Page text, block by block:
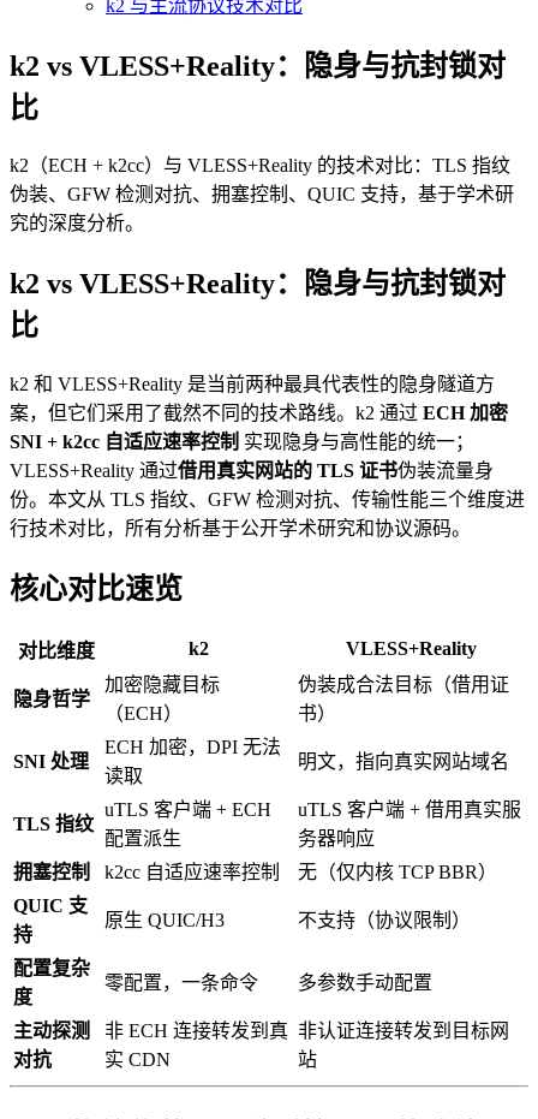
k2 与主流协议技术对比
k2 vs VLESS+Reality：隐身与抗封锁对
比
k2（ECH + k2cc）与 VLESS+Reality 的技术对比：TLS 指纹
伪装、GFW 检测对抗、拥塞控制、QUIC 支持，基于学术研
究的深度分析。
k2 vs VLESS+Reality：隐身与抗封锁对
比
k2 和 VLESS+Reality 是当前两种最具代表性的隐身隧道方
案，但它们采用了截然不同的技术路线。k2 通过 ECH 加密
SNI + k2cc 自适应速率控制 实现隐身与高性能的统一；
VLESS+Reality 通过借用真实网站的 TLS 证书伪装流量身
份。本文从 TLS 指纹、GFW 检测对抗、传输性能三个维度进
行技术对比，所有分析基于公开学术研究和协议源码。
核心对比速览
对比维度 k2 VLESS+Reality
隐身哲学
加密隐藏目标
（ECH）
伪装成合法目标（借用证
书）
SNI 处理
ECH 加密，DPI 无法
读取
明文，指向真实网站域名
TLS 指纹
uTLS 客户端 + ECH
配置派生
uTLS 客户端 + 借用真实服
务器响应
拥塞控制
k2cc 自适应速率控制
无（仅内核 TCP BBR）
QUIC 支
持
原生 QUIC/H3 不支持（协议限制）
配置复杂
度
零配置，一条命令 多参数手动配置
主动探测
对抗
非 ECH 连接转发到真
实 CDN
非认证连接转发到目标网
站